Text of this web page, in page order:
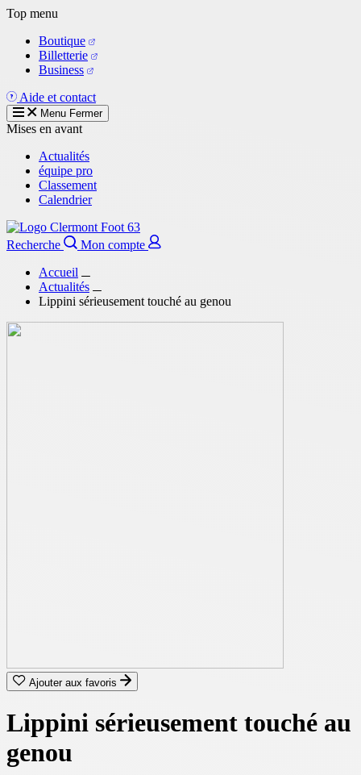
Aller
contenu
principal
Top menu
Boutique
Billetterie
Business
Aide et contact
Menu Fermer
Mises en avant
Actualités
équipe pro
Classement
Calendrier
Recherche
Mon compte
Accueil
Actualités
Lippini sérieusement touché au genou
Ajouter aux favoris
Lippini sérieusement touché au
genou